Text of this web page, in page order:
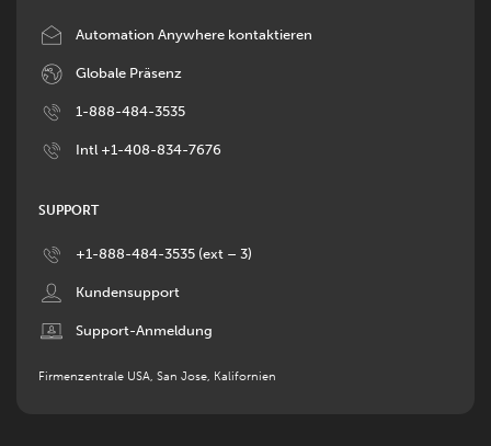
ImageAutomation Anywhere kontaktieren
ImageGlobale Präsenz
Image1-888-484-3535
ImageIntl +1-408-834-7676
SUPPORT
Image +1-888-484-3535 (ext – 3)
ImageKundensupport
ImageSupport-Anmeldung
Firmenzentrale USA, San Jose, Kalifornien